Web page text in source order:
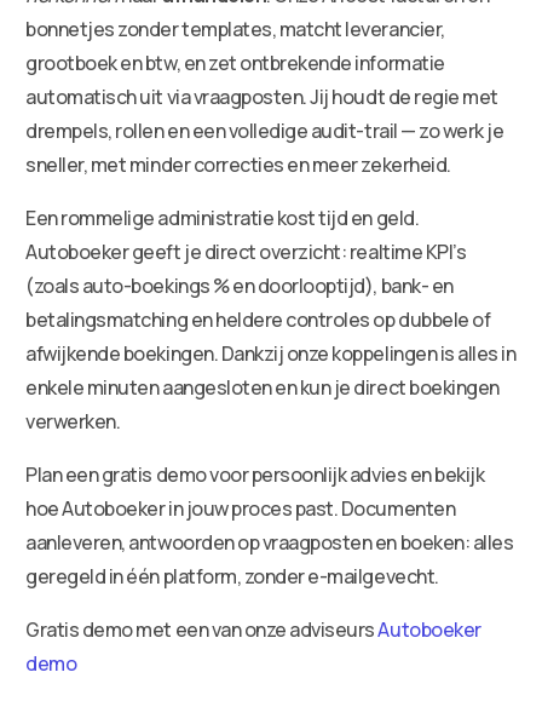
bonnetjes zonder templates, matcht leverancier,
grootboek en btw, en zet ontbrekende informatie
automatisch uit via vraagposten. Jij houdt de regie met
drempels, rollen en een volledige audit-trail — zo werk je
sneller, met minder correcties en meer zekerheid.
Een rommelige administratie kost tijd en geld.
Autoboeker geeft je direct overzicht: realtime KPI’s
(zoals auto-boekings % en doorlooptijd), bank- en
betalingsmatching en heldere controles op dubbele of
afwijkende boekingen. Dankzij onze koppelingen is alles in
enkele minuten aangesloten en kun je direct boekingen
verwerken.
Plan een gratis demo voor persoonlijk advies en bekijk
hoe Autoboeker in jouw proces past. Documenten
aanleveren, antwoorden op vraagposten en boeken: alles
geregeld in één platform, zonder e-mailgevecht.
Gratis demo met een van onze adviseursAutoboeker
demo